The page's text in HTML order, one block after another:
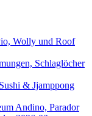
Wolly und Roof
Schlaglöcher
& Jjamppong
Andino, Parador